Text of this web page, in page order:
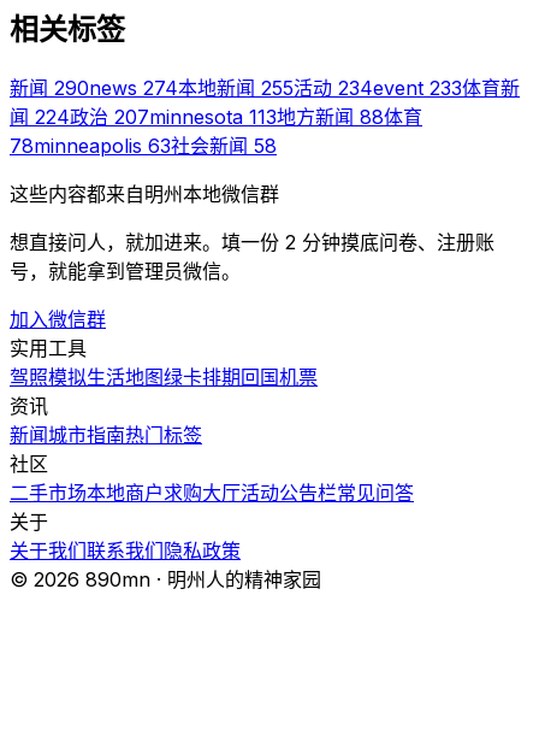
相关标签
新闻 290news 274本地新闻 255活动 234event 233体育新
闻 224政治 207minnesota 113地方新闻 88体育
78minneapolis 63社会新闻 58
这些内容都来自明州本地微信群
想直接问人，就加进来。填一份 2 分钟摸底问卷、注册账
号，就能拿到管理员微信。
加入微信群
实用工具
驾照模拟生活地图绿卡排期回国机票
资讯
新闻城市指南热门标签
社区
二手市场本地商户求购大厅活动公告栏常见问答
关于
关于我们联系我们隐私政策
© 2026 890mn · 明州人的精神家园